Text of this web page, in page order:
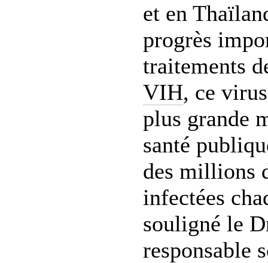
et en
progrès
traitements
VIH, ce
plus grande
santé
des millions
infectées
souligné le
responsable